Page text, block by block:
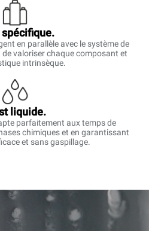
en parallèle avec le système de
valoriser chaque composant et
intrinsèque.
liquide.
parfaitement aux temps de
chimiques et en garantissant
et sans gaspillage.